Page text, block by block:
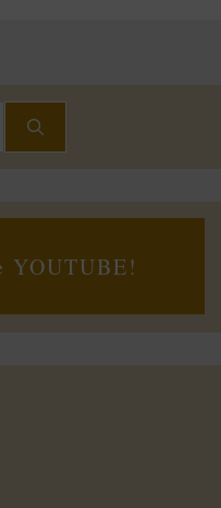
YOUTUBE!